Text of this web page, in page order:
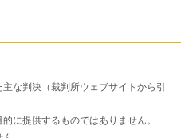
な判決（裁判所ウェブサイトから引
に提供するものではありません。